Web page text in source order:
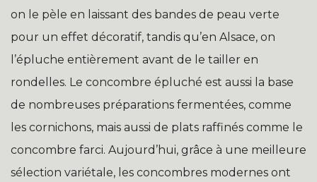
on le pèle en laissant des bandes de peau verte
pour un effet décoratif, tandis qu’en Alsace, on
l’épluche entièrement avant de le tailler en
rondelles. Le concombre épluché est aussi la base
de nombreuses préparations fermentées, comme
les cornichons, mais aussi de plats raffinés comme le
concombre farci. Aujourd’hui, grâce à une meilleure
sélection variétale, les concombres modernes ont